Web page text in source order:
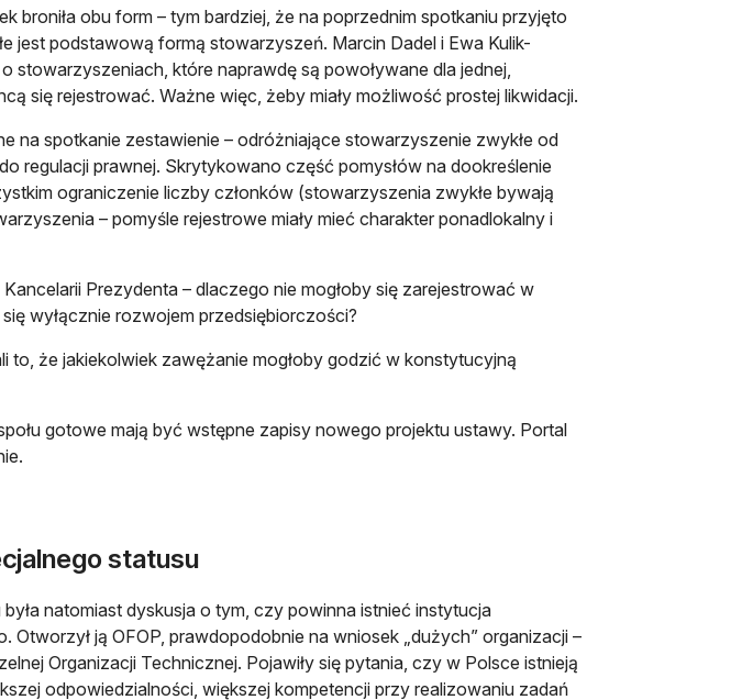
broniła obu form – tym bardziej, że na poprzednim spotkaniu przyjęto
jest podstawową formą stowarzyszeń. Marcin Dadel i Ewa Kulik-
stowarzyszeniach, które naprawdę są powoływane dla jednej,
się rejestrować. Ważne więc, żeby miały możliwość prostej likwidacji.
na spotkanie zestawienie – odróżniające stowarzyszenie zwykłe od
regulacji prawnej. Skrytykowano część pomysłów na dookreślenie
ograniczenie liczby członków (stowarzyszenia zwykłe bywają
– pomyśle rejestrowe miały mieć charakter ponadlokalny i
Prezydenta – dlaczego nie mogłoby się zarejestrować w
wyłącznie rozwojem przedsiębiorczości?
to, że jakiekolwiek zawężanie mogłoby godzić w konstytucyjną
gotowe mają być wstępne zapisy nowego projektu ustawy. Portal
statusu
była natomiast dyskusja o tym, czy powinna istnieć instytucja
ją OFOP, prawdopodobnie na wniosek „dużych” organizacji –
Organizacji Technicznej. Pojawiły się pytania, czy w Polsce istnieją
odpowiedzialności, większej kompetencji przy realizowaniu zadań